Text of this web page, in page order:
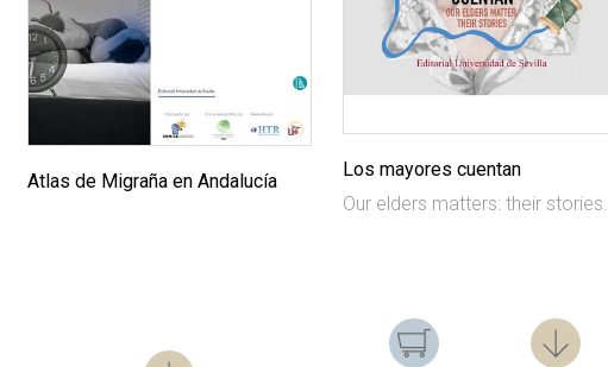
Atlas de Migraña en Andalucía
Los mayores cuentan
Our elders matters: their stories.